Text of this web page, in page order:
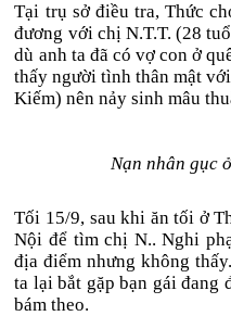
Tại trụ sở điều tra, Thức
đương với chị N.T.T. (28
dù anh ta đã có vợ con ở
thấy người tình thân mật
Kiếm) nên nảy sinh mâu
Nạn nhân gục
Tối 15/9, sau khi ăn tối ở
Nội để tìm chị N.. Nghi
địa điểm nhưng không
ta lại bắt gặp bạn gái đang
bám theo.